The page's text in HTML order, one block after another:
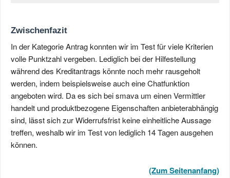
Zwischenfazit
In der Kategorie Antrag konnten wir im Test für viele Kriterien
volle Punktzahl vergeben. Lediglich bei der Hilfestellung
während des Kreditantrags könnte noch mehr rausgeholt
werden, indem beispielsweise auch eine Chatfunktion
angeboten wird. Da es sich bei smava um einen Vermittler
handelt und produktbezogene Eigenschaften anbieterabhängig
sind, lässt sich zur Widerrufsfrist keine einheitliche Aussage
treffen, weshalb wir im Test von lediglich 14 Tagen ausgehen
können.
(Zum Seitenanfang)